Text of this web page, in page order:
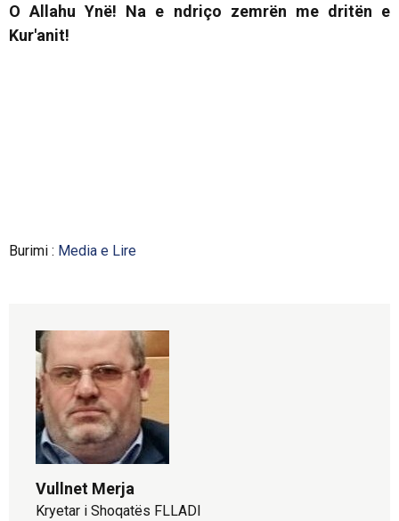
O Allahu Ynë! Na e ndriço zemrën me dritën e
Kur'anit!
Burimi : Media e Lire
Vullnet Merja
Kryetar i Shoqatës FLLADI